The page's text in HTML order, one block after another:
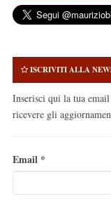
ISCRIVITI ALLA
Inserisci qui la tua
ricevere gli
Email *